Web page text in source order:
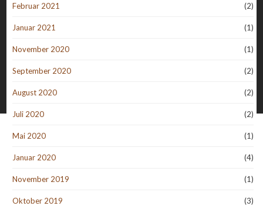
Februar 2021 (2)
Januar 2021 (1)
November 2020 (1)
September 2020 (2)
August 2020 (2)
Juli 2020 (2)
Mai 2020 (1)
Januar 2020 (4)
November 2019 (1)
Oktober 2019 (3)